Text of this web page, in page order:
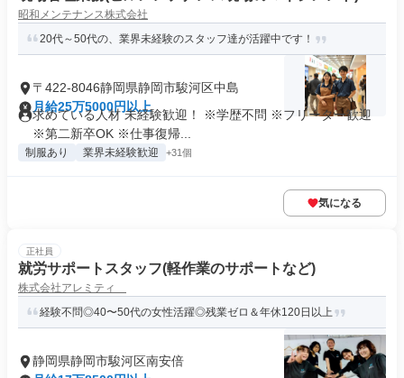
昭和メンテナンス株式会社
20代～50代の、業界未経験のスタッフ達が活躍中です！
〒422-8046静岡県静岡市駿河区中島
月給25万5000円以上
求めている人材 未経験歓迎！ ※学歴不問 ※フリーター歓迎
※第二新卒OK ※仕事復帰...
制服あり 業界未経験歓迎 +31個
気になる
正社員
就労サポートスタッフ(軽作業のサポートなど)
株式会社アレミティ
経験不問◎40〜50代の女性活躍◎残業ゼロ＆年休120日以上
静岡県静岡市駿河区南安倍